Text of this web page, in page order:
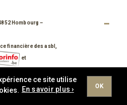
Hombourg –
financière des asbl,
et
ce site utilise
En savoir plus › OK